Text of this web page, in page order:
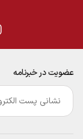
عضویت در خبرنامه
ایمیل